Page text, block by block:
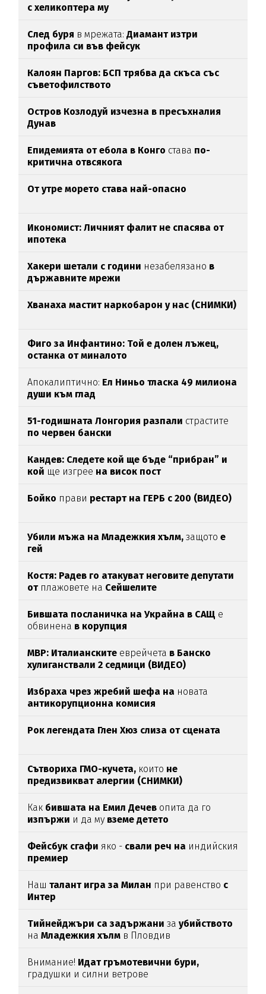
с хеликоптера му
След буря в мрежата:Диамант изтри
профила си във фейсук
Калоян Паргов: БСП трябва да скъса със
съветофилството
Остров Козлодуй изчезна в пресъхналия
Дунав
Епидемията от ебола в Конго става по-
критична отвсякога
От утре морето става най-опасно
Икономист: Личният фалит не спасява от
ипотека
Хакери шетали с години незабелязано в
държавните мрежи
Хванаха мастит наркобарон у нас (СНИМКИ)
Фиго за Инфантино: Той е долен лъжец,
останка от миналото
Апокалиптично: Ел Ниньо тласка 49 милиона
души към глад
51-годишната Лонгория разпали страстите
по червен бански
Кандев: Следете кой ще бъде “прибран” и
кой ще изгрее на висок пост
Бойко прави рестарт на ГЕРБ с 200 (ВИДЕО)
Убили мъжа на Младежкия хълм,защото е
гей
Костя: Радев го атакуват неговите депутати
отплажовете на Сейшелите
Бившата посланичка на Украйна в САЩ е
обвинена в корупция
МВР: Италианските еврейчета в Банско
хулиганствали 2 седмици (ВИДЕО)
Избраха чрез жребий шефа на новата
антикорупционна комисия
Рок легендата Глен Хюз слиза от сцената
Сътвориха ГМО-кучета, които не
предизвикват алергии (СНИМКИ)
Как бившата на Емил Дечев опита да го
изпържи и да му вземе детето
Фейсбук сгафи яко - свали реч на индийския
премиер
Нашталант игра за Милан при равенство с
Интер
Тийнейджъри са задържани за убийството
наМладежкия хълм в Пловдив
Внимание! Идат гръмотевични бури,
градушки и силни ветрове